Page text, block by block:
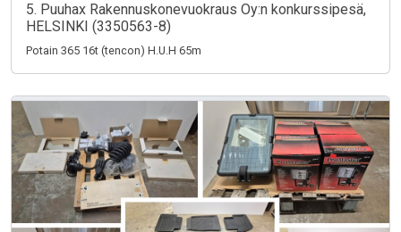
5. Puuhax Rakennuskonevuokraus Oy:n konkurssipesä,
HELSINKI (3350563-8)
Potain 365 16t (tencon) H.U.H 65m